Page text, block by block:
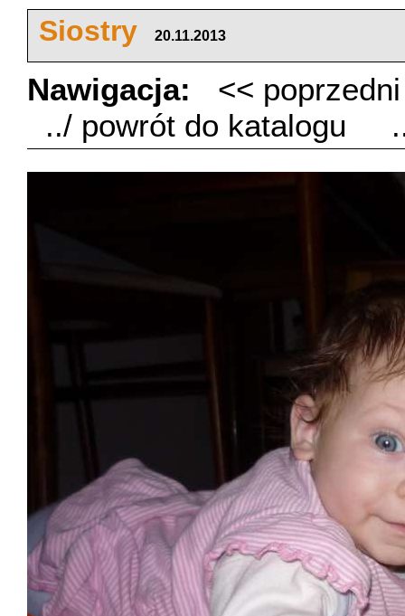
Siostry 20.11.2013
Nawigacja:
<<
../ powrót do katalogu